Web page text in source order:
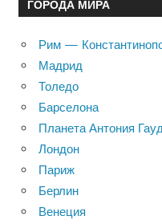
ГОРОДА МИРА
Рим —
Мадрид
Толедо
Барселона
Планета Антония
Лондон
Париж
Берлин
Венеция